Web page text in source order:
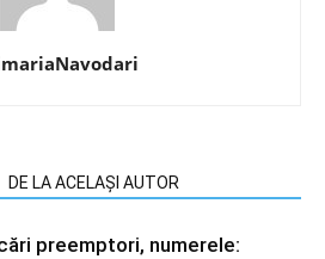
DE LA ACELAȘI AUTOR
preemptori, numerele: